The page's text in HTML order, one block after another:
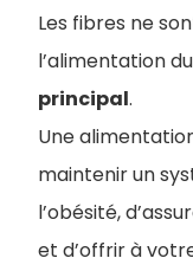
Les fibres ne
l’alimentation
principal.
Une
maintenir un
l’obésité,
et d’offrir à